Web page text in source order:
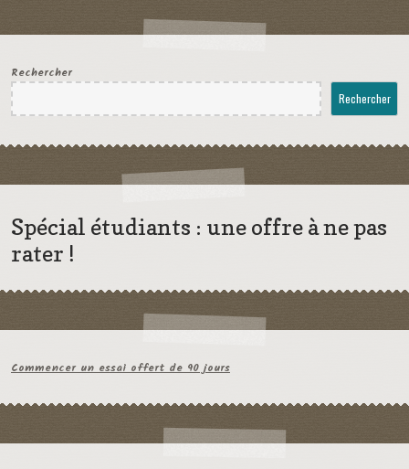
Rechercher
Rechercher
Spécial étudiants : une offre à ne pas
rater !
Commencer un essai offert de 90 jours